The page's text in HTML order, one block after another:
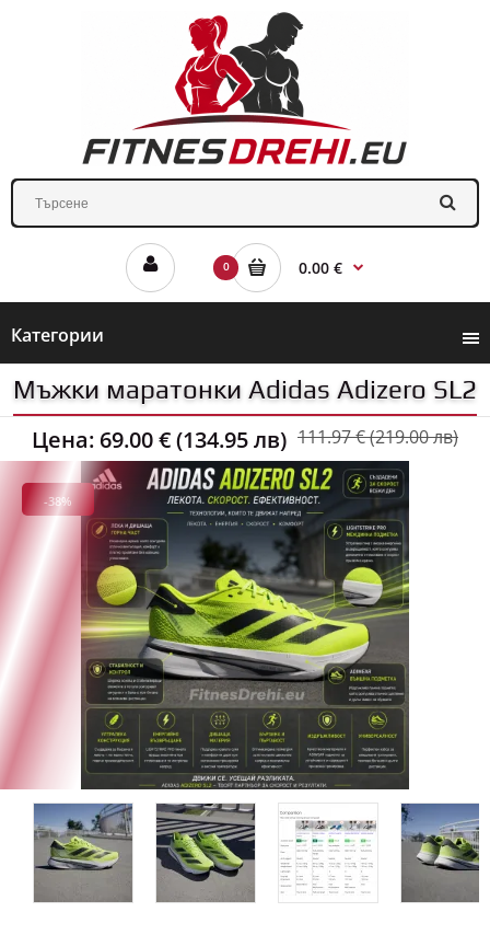
0 0.00 €
Категории
Мъжки маратонки Adidas Adizero SL2
Цена: 69.00 € (134.95 лв) 111.97 € (219.00 лв)
-38%